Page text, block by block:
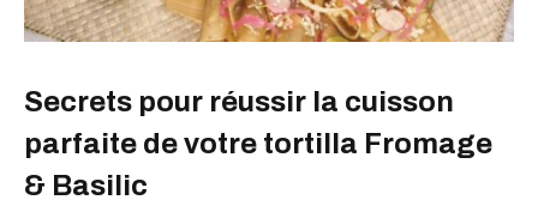
Secrets pour réussir la cuisson
parfaite de votre tortilla Fromage
& Basilic